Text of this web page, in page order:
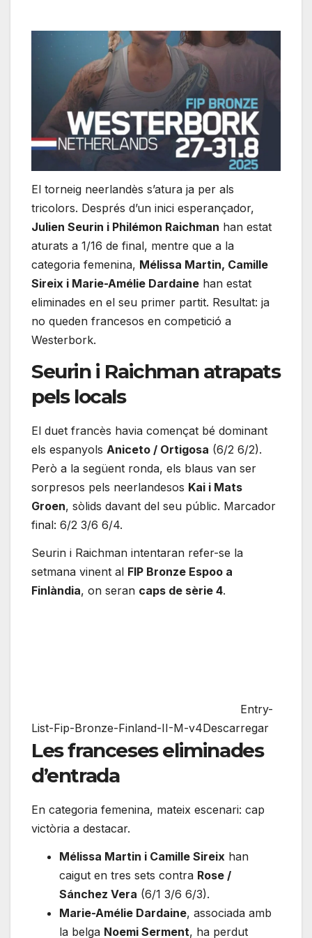
El torneig neerlandès s’atura ja per als
tricolors. Després d’un inici esperançador,
Julien Seurin i Philémon Raichman han estat
aturats a 1/16 de final, mentre que a la
categoria femenina, Mélissa Martin, Camille
Sireix i Marie-Amélie Dardaine han estat
eliminades en el seu primer partit. Resultat: ja
no queden francesos en competició a
Westerbork.
Seurin i Raichman atrapats
pels locals
El duet francès havia començat bé dominant
els espanyols Aniceto / Ortigosa (6/2 6/2).
Però a la següent ronda, els blaus van ser
sorpresos pels neerlandesos Kai i Mats
Groen, sòlids davant del seu públic. Marcador
final: 6/2 3/6 6/4.
Seurin i Raichman intentaran refer-se la
setmana vinent al FIP Bronze Espoo a
Finlàndia, on seran caps de sèrie 4.
Entry-
List-Fip-Bronze-Finland-II-M-v4Descarregar
Les franceses eliminades
d’entrada
En categoria femenina, mateix escenari: cap
victòria a destacar.
Mélissa Martin i Camille Sireix han
caigut en tres sets contra Rose /
Sánchez Vera (6/1 3/6 6/3).
Marie-Amélie Dardaine, associada amb
la belga Noemi Serment, ha perdut